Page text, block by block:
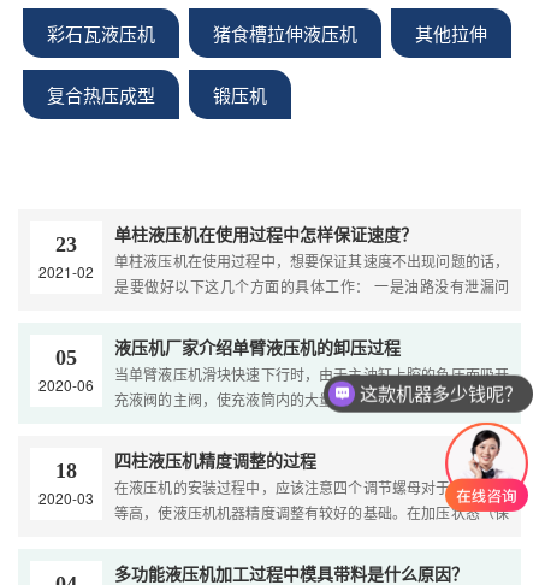
彩石瓦液压机 猪食槽拉伸液压机 其他拉伸
复合热压成型 锻压机
23
2021-02
单柱液压机在使用过程中怎样保证速度？
单柱液压机在使用过程中，想要保证其速度不出现问题的话，
是要做好以下这几个方面的具体工作： 一是油路没有泄漏问
马 ....
05
2020-06
液压机厂家介绍单臂液压机的卸压过程
当单臂液压机滑块快速下行时，由于主油缸上腔的负压而吸开
充液阀的主阀，使充液筒内的大量油液流入主缸上腔，以使滑
块能顺利的快速下行。单臂液压机卸压时，控制油首先进入控
....
18
2020-03
四柱液压机精度调整的过程
在液压机的安装过程中，应该注意四个调节螺母对于工作台的
等高，使液压机机器精度调整有较好的基础。在加压状态（保
....
多功能液压机加工过程中模具带料是什么原因？
这款机器多少钱呢？